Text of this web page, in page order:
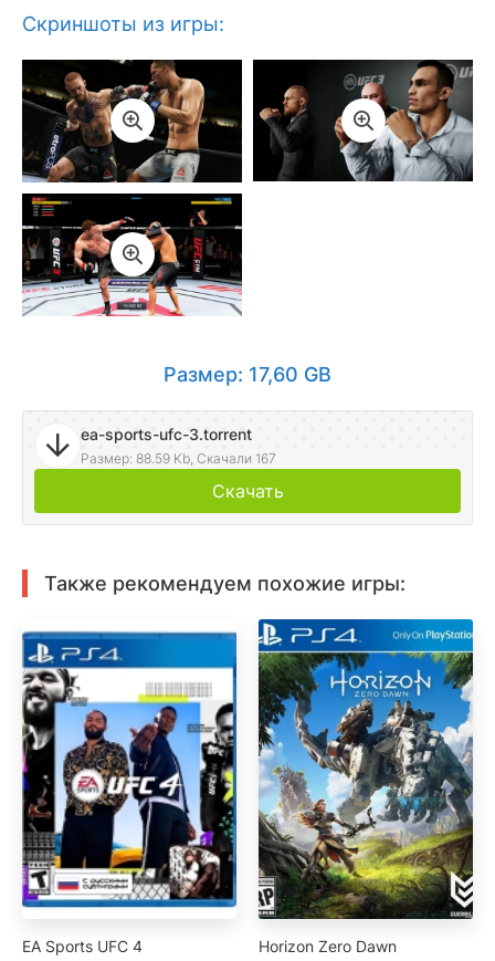
Скриншоты из игры:
Размер: 17,60 GB
ea-sports-ufc-3.torrent
Размер: 88.59 Kb, Скачали 167
Скачать
Также рекомендуем похожие игры:
EA Sports UFC 4 Horizon Zero Dawn